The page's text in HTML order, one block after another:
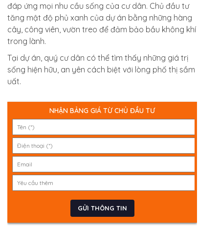
đáp ứng mọi nhu cầu sống của cư dân. Chủ đầu tư
tăng mật độ phủ xanh của dự án bằng những hàng
cây, công viên, vườn treo để đảm bảo bầu không khí
trong lành.
Tại dự án, quý cư dân có thể tìm thấy những giá trị
sống hiện hữu, an yên cách biệt với lòng phố thị sầm
uất.
NHẬN BẢNG GIÁ TỪ CHỦ ĐẦU TƯ